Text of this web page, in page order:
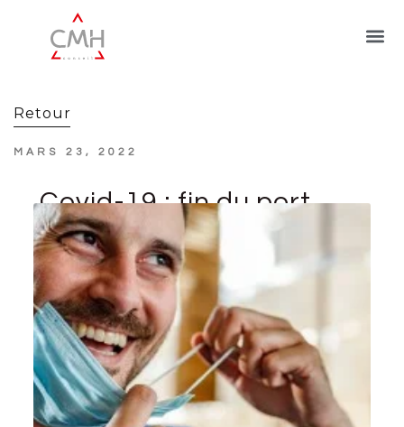
Retour
MARS 23, 2022
Covid-19 : fin du port
du masque et du pass
vaccinal